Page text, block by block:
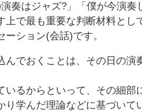
奏はジャズ?」「僕が今演奏
上で最も重要な判断材料とし
ション(会話)です。
んでおくことは、その日の演
いるからといって、その細
り学んだ理論などに基づいて